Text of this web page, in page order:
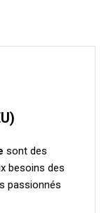
sont des
besoins des
passionnés